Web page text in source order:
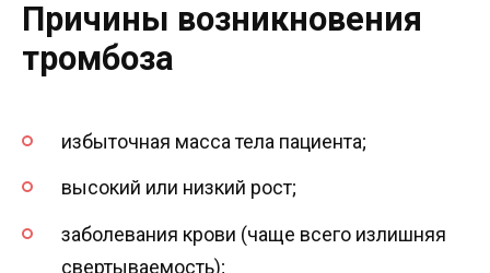
Причины возникновения
тромбоза
избыточная масса тела пациента;
высокий или низкий рост;
заболевания крови (чаще всего излишняя
свертываемость);